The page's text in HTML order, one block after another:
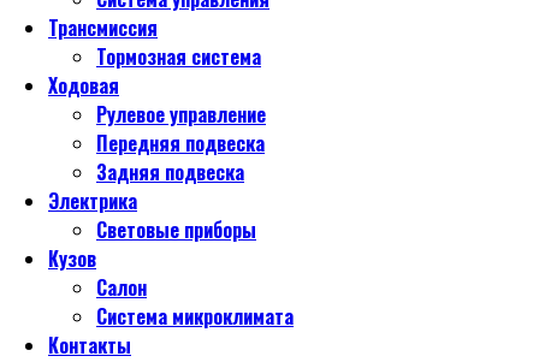
Трансмиссия
Тормозная система
Ходовая
Рулевое управление
Передняя подвеска
Задняя подвеска
Электрика
Световые приборы
Кузов
Салон
Система микроклимата
Контакты